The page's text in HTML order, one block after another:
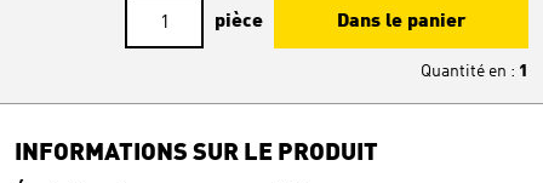
pièce Dans le panier
Quantité en : 1
INFORMATIONS SUR LE PRODUIT